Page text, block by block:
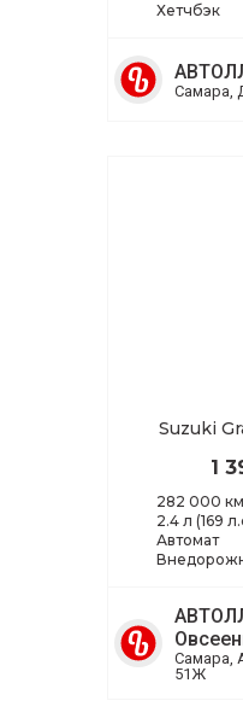
Хетчбэк
Самара,
Suzuki
1
282 000 км
2.4 л (169
Автомат
Самара,
51Ж